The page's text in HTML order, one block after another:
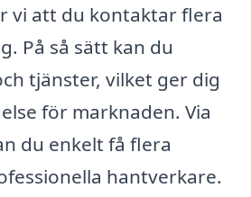
vi att du kontaktar flera
På så sätt kan du
tjänster, vilket ger dig
för marknaden. Via
du enkelt få flera
hantverkare.